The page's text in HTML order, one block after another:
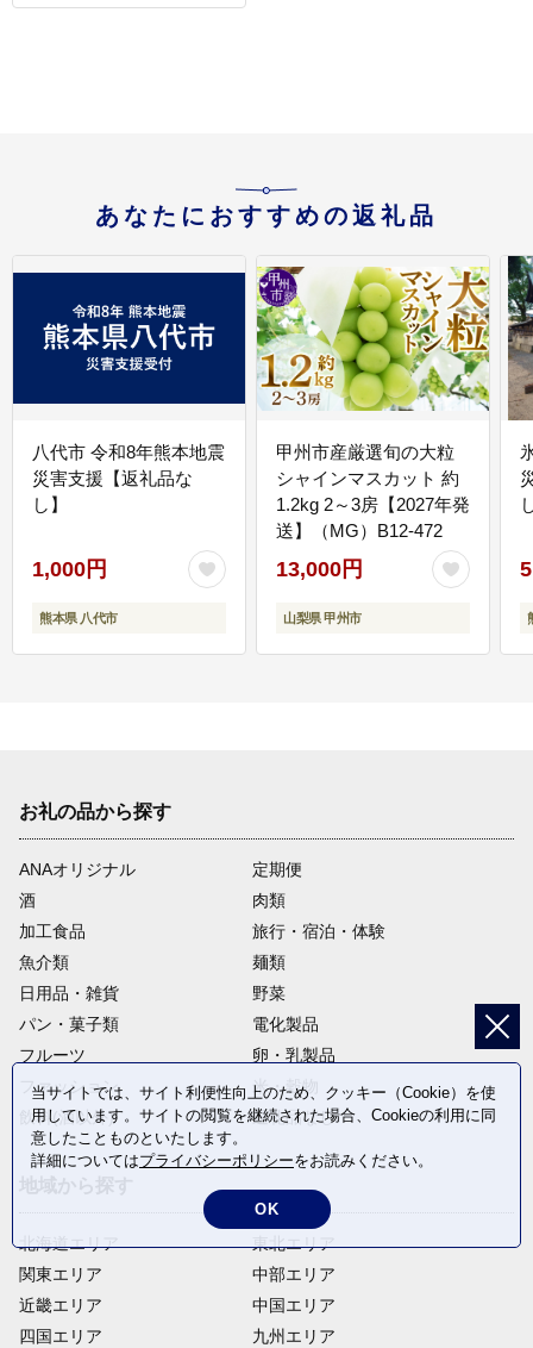
あなたにおすすめの返礼品
八代市 令和8年熊本地震
災害支援【返礼品な
し】
1,000円
熊本県 八代市
甲州市産厳選旬の大粒
シャインマスカット 約
1.2kg 2～3房【2027年発
送】（MG）B12-472
13,000円
山梨県 甲州市
お礼の品から探す
ANAオリジナル
定期便
酒
肉類
加工食品
旅行・宿泊・体験
魚介類
麺類
日用品・雑貨
野菜
パン・菓子類
電化製品
フルーツ
卵・乳製品
ファッション
米・穀物
飲料(酒以外)
返礼品なし
北海道エリア
関東エリア
近畿エリア
四国エリア
東北エリア
中部エリア
中国エリア
九州エリア
当サイトでは、サイト利便性向上のため、クッキー（Cookie）を使
用しています。サイトの閲覧を継続された場合、Cookieの利用に同
意したことものといたします。
詳細についてはプライバシーポリシーをお読みください。
OK